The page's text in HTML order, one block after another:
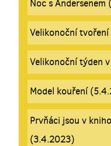
Noc s
Velikonoční
Velikonoční týden
Model kouření
Prvňáci jsou v
(3.4.2023)